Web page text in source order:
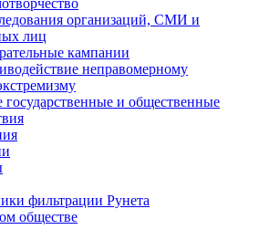
организаций, СМИ и
лиц
кампании
неправомерному
и общественные
фильтрации Рунета
обществе